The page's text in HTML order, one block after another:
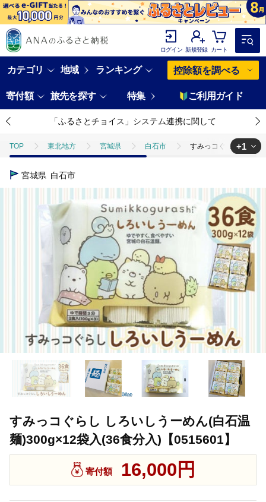
ログイン 新規登録 カート
カテゴリ 地域 ランキング 控除額を調べる
寄付額 旅先を探す 特集 ご利用ガイド
「ふるさとチョイス」システム連携に関して
TOP 東北地方 宮城県 白石市 すみっコぐらし しろ
TOP
+1
宮城県 白石市
すみっコぐらし しろいしうーめん(白石温
麺)300g×12袋入(36食分入)【0515601】
寄付額 16,000円